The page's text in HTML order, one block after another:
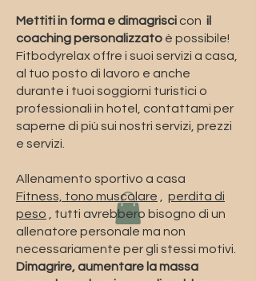
Mettiti in forma e dimagriscicon il
coaching personalizzato è possibile!
Fitbodyrelax offre i suoi servizi a casa,
al tuo posto di lavoro e anche
durante i tuoi soggiorni turistici o
professionali in hotel, contattami per
saperne di più sui nostri servizi, prezzi
e servizi.
Allenamento sportivo a casa
Fitness, tono muscolare
perdita di
peso , tutti avrebbero bisogno di un
allenatore personale ma non
necessariamente per gli stessi motivi.
Dimagrire, aumentare la massa